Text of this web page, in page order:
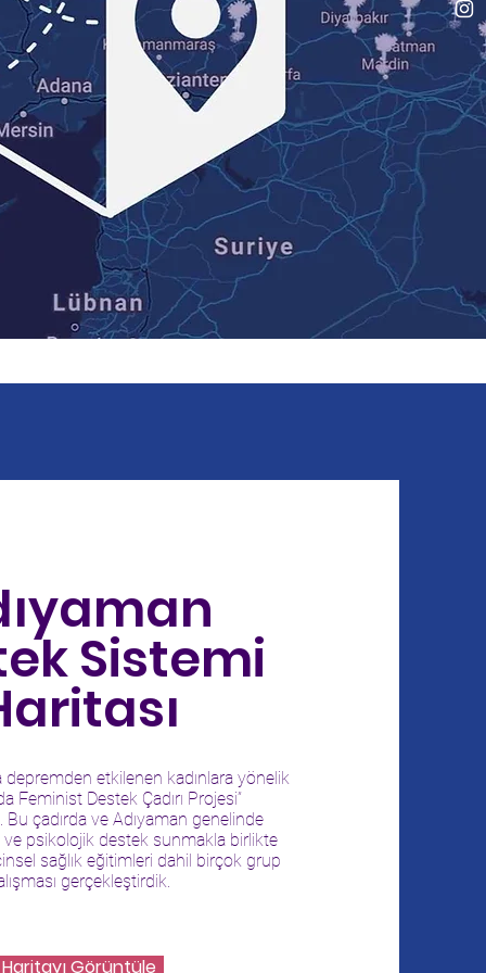
Sistemi
etkilenen kadınlara yönelik
Feminist Destek Çadırı Projesi”
çadırda ve Adıyaman genelinde
ve psikolojik destek sunmakla birlikte
sağlık eğitimleri dahil birçok grup
gerçekleştirdik.
Haritayı Görüntüle